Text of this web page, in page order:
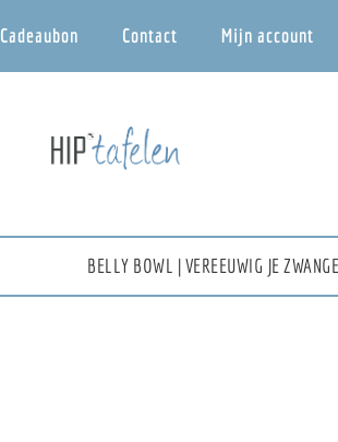
Cadeaubon Contact Mijn account
BELLY BOWL | VEREEUWIG JE